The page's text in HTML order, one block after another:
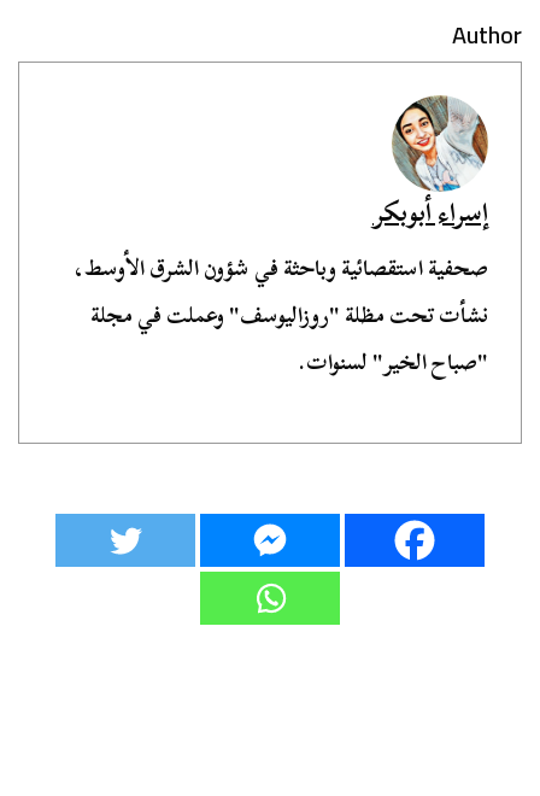
Author
إسراء أبوبكر
صحفية استقصائية وباحثة في شؤون الشرق الأوسط،
نشأت تحت مظلة "روزاليوسف" وعملت في مجلة
"صباح الخير" لسنوات.